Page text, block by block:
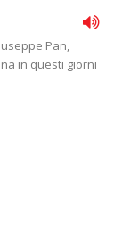
Pan,
in questi giorni